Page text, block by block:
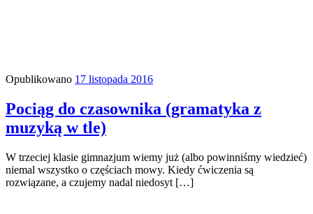
Opublikowano 17 listopada 2016
Pociąg do czasownika (gramatyka z
muzyką w tle)
W trzeciej klasie gimnazjum wiemy już (albo powinniśmy wiedzieć)
niemal wszystko o częściach mowy. Kiedy ćwiczenia są
rozwiązane, a czujemy nadal niedosyt […]